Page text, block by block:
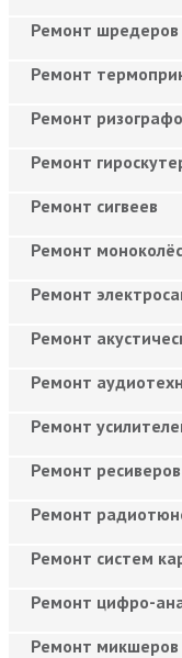
Ремонт шредеров
Ремонт
Ремонт
Ремонт
Ремонт сигвеев
Ремонт
Ремонт
Ремонт
Ремонт
Ремонт
Ремонт ресиверов
Ремонт
Ремонт систем
Ремонт цифро-
Ремонт микшеров